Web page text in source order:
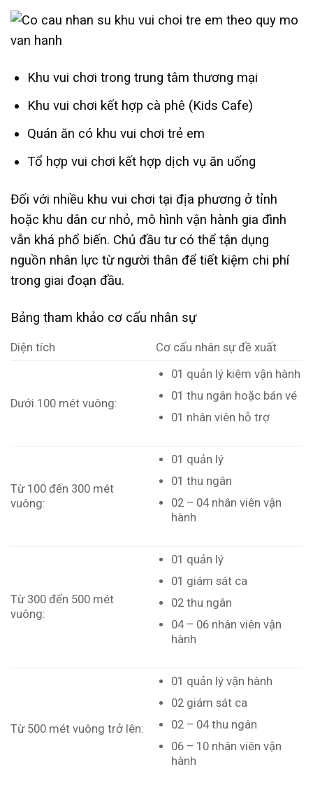
Khu vui chơi trong trung tâm thương mại
Khu vui chơi kết hợp cà phê (Kids Cafe)
Quán ăn có khu vui chơi trẻ em
Tổ hợp vui chơi kết hợp dịch vụ ăn uống
Đối với nhiều khu vui chơi tại địa phương ở tỉnh
hoặc khu dân cư nhỏ, mô hình vận hành gia đình
vẫn khá phổ biến. Chủ đầu tư có thể tận dụng
nguồn nhân lực từ người thân để tiết kiệm chi phí
trong giai đoạn đầu.
Bảng tham khảo cơ cấu nhân sự
Diện tích Cơ cấu nhân sự đề xuất
Dưới 100 mét vuông:
01 quản lý kiêm vận hành
01 thu ngân hoặc bán vé
01 nhân viên hỗ trợ
Từ 100 đến 300 mét
vuông:
01 quản lý
01 thu ngân
02 – 04 nhân viên vận
hành
Từ 300 đến 500 mét
vuông:
01 quản lý
01 giám sát ca
02 thu ngân
04 – 06 nhân viên vận
hành
Từ 500 mét vuông trở lên:
01 quản lý vận hành
02 giám sát ca
02 – 04 thu ngân
06 – 10 nhân viên vận
hành